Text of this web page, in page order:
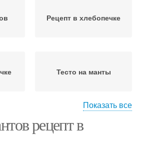
Рецепт в хлебопечке
Тесто на манты
Манты без яиц
Показать все
рецепт в